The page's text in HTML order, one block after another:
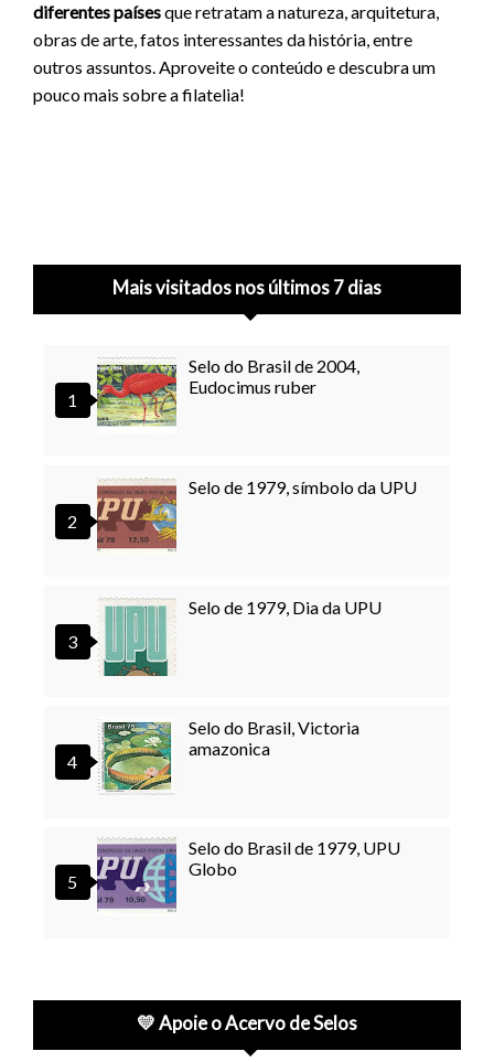
diferentes paísesque retratam a natureza, arquitetura,
obras de arte, fatos interessantes da história, entre
outros assuntos. Aproveite o conteúdo e descubra um
pouco mais sobre a filatelia!
Mais visitados nos últimos 7 dias
Selo do Brasil de 2004,
Eudocimus ruber
Selo de 1979, símbolo da UPU
Selo de 1979, Dia da UPU
Selo do Brasil, Victoria
amazonica
Selo do Brasil de 1979, UPU
Globo
💛 Apoie o Acervo de Selos